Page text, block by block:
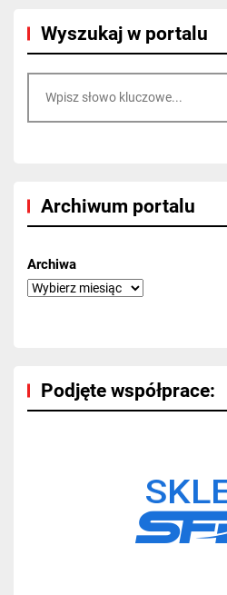
Wyszukaj w portalu
Archiwum portalu
Archiwa
Podjęte współprace: